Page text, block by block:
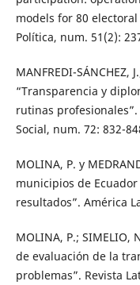
models for 80 electoral
Política, num. 51(2):
MANFREDI-SÁNCHEZ,
“Transparencia y
rutinas
Social, num. 72: 832-
MOLINA, P. y
municipios de
resultados”. América
MOLINA, P.; SIMELIO,
de evaluación de la
problemas”. Revista